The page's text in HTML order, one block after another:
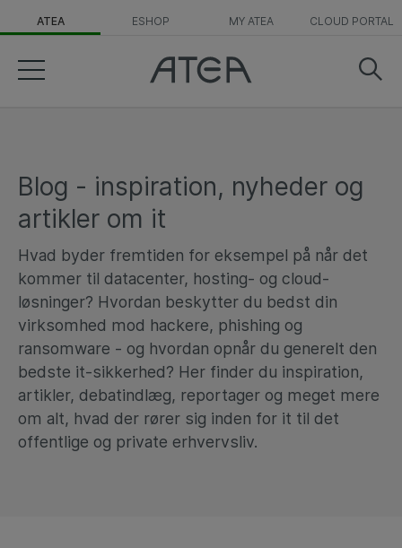
ATEA ESHOP MY ATEA CLOUD PORTAL
Blog - inspiration, nyheder og
artikler om it
Hvad byder fremtiden for eksempel på når det
kommer til datacenter, hosting- og cloud-
løsninger? Hvordan beskytter du bedst din
virksomhed mod hackere, phishing og
ransomware - og hvordan opnår du generelt den
bedste it-sikkerhed? Her finder du inspiration,
artikler, debatindlæg, reportager og meget mere
om alt, hvad der rører sig inden for it til det
offentlige og private erhvervsliv.